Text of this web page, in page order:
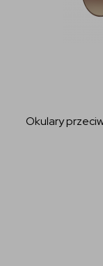
Okulary